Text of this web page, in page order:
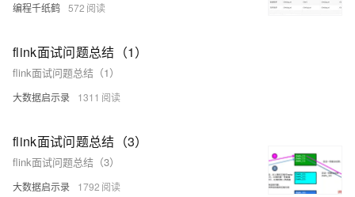
编程千纸鹤 572
flink面试问题总结（1）
flink面试问题总结（1）
大数据启示录 1311
flink面试问题总结（3）
flink面试问题总结（3）
大数据启示录 1792